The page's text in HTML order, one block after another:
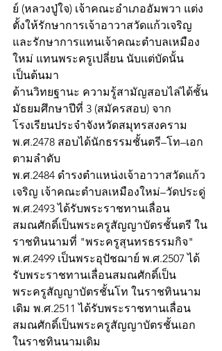
ย์ (หลวงปู่ใจ) เจ้าคณะอำเภออัมพวา แต่ง
ตั้งให้รักษาการเจ้าอาวาสวัดแก้วเจริญ
และรักษาการแทนเจ้าคณะตำบลเหมือง
ใหม่ แทนพระครูเปลี่ยน นับแต่บัดนั้น
เป็นต้นมา
ด้านวิทยฐานะ ความรู้สามัญสอบไล่ได้ชั้น
มัธยมศึกษาปีที่ 3 (สมัครสอบ) จาก
โรงเรียนประจำจังหวัดสมุทรสงคราม
พ.ศ.2478 สอบได้นักธรรมชั้นตรี–โท–เอก
ตามลำดับ
พ.ศ.2484 ดำรงตำแหน่งเจ้าอาวาสวัดแก้ว
เจริญ เจ้าคณะตำบลเหมืองใหม่–วัดประดู่
พ.ศ.2493 ได้รับพระราชทานเลื่อน
สมณศักดิ์เป็นพระครูสัญญาบัตรชั้นตรี ใน
ราชทินนามที่ "พระครูสุนทรธรรมกิจ"
พ.ศ.2499 เป็นพระอุปัชฌาย์ พ.ศ.2507 ได้
รับพระราชทานเลื่อนสมณศักดิ์เป็น
พระครูสัญญาบัตรชั้นโท ในราชทินนาม
เดิม พ.ศ.2511 ได้รับพระราชทานเลื่อน
สมณศักดิ์เป็นพระครูสัญญาบัตรชั้นเอก
ในราชทินนามเดิม